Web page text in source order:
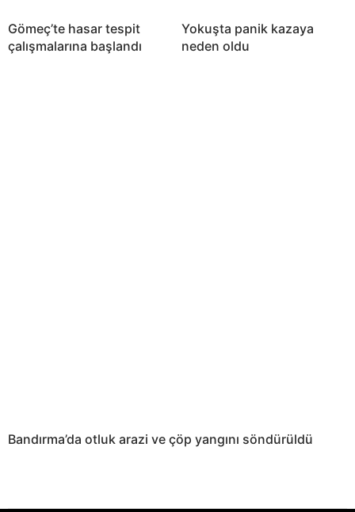
Gömeç’te hasar tespit
çalışmalarına başlandı
Yokuşta panik kazaya
neden oldu
Bandırma’da otluk arazi ve çöp yangını söndürüldü